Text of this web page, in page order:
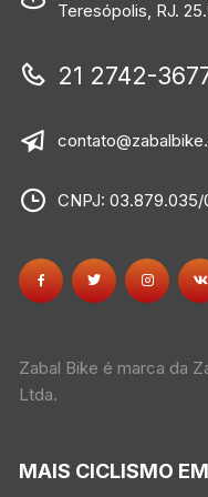
Teresópolis, RJ.
21 2742-
CNPJ: 03.879.035/
Zabal Bike é marca da
Ltda.
MAIS CICLISMO